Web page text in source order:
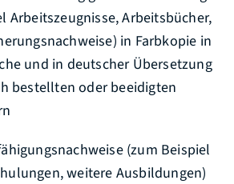
Arbeitszeugnisse, Arbeitsbücher,
in Farbkopie in
und in deutscher Übersetzung
bestellten oder beeidigten
(zum Beispiel
weitere Ausbildungen)